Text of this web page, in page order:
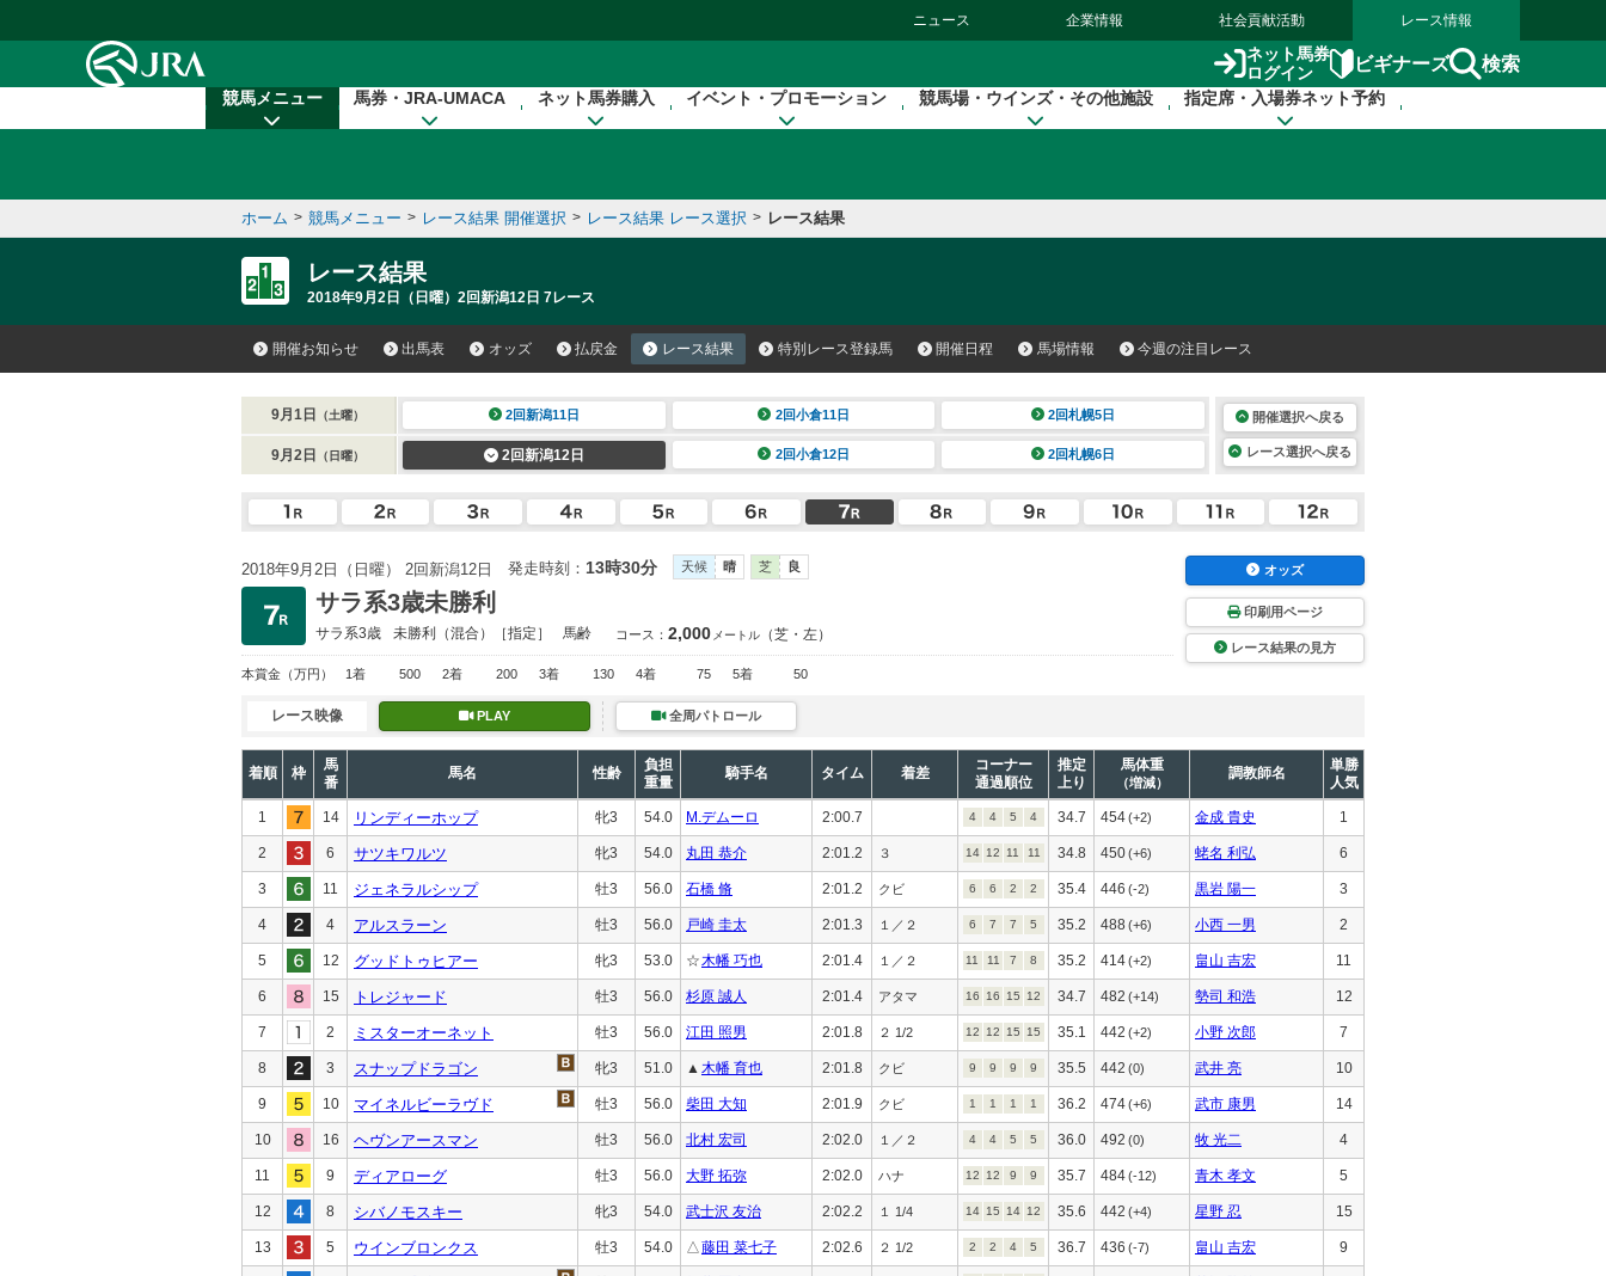
ニュース 企業情報 社会貢献活動 レース情報
ネット馬券
ログイン
ビギナーズ 検索
競馬メニュー 馬券・JRA-UMACA ネット馬券購入 イベント・プロモーション 競馬場・ウインズ・その他施設 指定席・入場券ネット予約
ホーム > 競馬メニュー > レース結果 開催選択 > レース結果 レース選択 > レース結果
レース結果
2018年9月2日（日曜）2回新潟12日 7レース
開催お知らせ 出馬表 オッズ 払戻金 レース結果 特別レース登録馬 開催日程 馬場情報 今週の注目レース
9月1日 （土曜） 2回新潟11日 2回小倉11日 2回札幌5日
9月2日 （日曜） 2回新潟12日 2回小倉12日 2回札幌6日
開催選択へ戻る
レース選択へ戻る
2018年9月2日（日曜） 2回新潟12日 発走時刻： 13時30分 天候 晴 芝 良
サラ系3歳未勝利
サラ系3歳 未勝利 （混合）［指定］ 馬齢 コース： 2,000 メートル （芝・左）
本賞金 （万円） 1着 500 2着 200 3着 130 4着 75 5着 50
オッズ
印刷用ページ
レース結果の見方
レース映像 PLAY 全周パトロール
着順 枠
馬
番
馬名 性齢
負担
重量
騎手名 タイム 着差
コーナー
通過順位
推定
上り
馬体重
（増減）
調教師名
単勝
人気
1 14 リンディーホップ 牝3 54.0 M.デムーロ 2:00.7 4 4 5 4 34.7 454(+2) 金成 貴史 1
2 6 サツキワルツ 牝3 54.0 丸田 恭介 2:01.2 ３ 14 12 11 11 34.8 450(+6) 蛯名 利弘 6
3 11 ジェネラルシップ 牡3 56.0 石橋 脩 2:01.2 クビ 6 6 2 2 35.4 446 (-2) 黒岩 陽一 3
4 4 アルスラーン 牡3 56.0 戸崎 圭太 2:01.3 １／２ 6 7 7 5 35.2 488 (+6) 小西 一男 2
5 12 グッドトゥヒアー 牝3 53.0 ☆木幡 巧也 2:01.4 １／２ 11 11 7 8 35.2 414(+2) 畠山 吉宏 11
6 15 トレジャード 牡3 56.0 杉原 誠人 2:01.4 アタマ 16 16 15 12 34.7 482 (+14) 勢司 和浩 12
7 2 ミスターオーネット 牡3 56.0 江田 照男 2:01.8 ２ 1/2 12 12 15 15 35.1 442 (+2) 小野 次郎 7
8 3 スナップドラゴン 牝3 51.0 ▲ 木幡 育也 2:01.8 クビ 9 9 9 9 35.5 442 (0) 武井 亮 10
9 10 マイネルビーラヴド 牡3 56.0 柴田 大知 2:01.9 クビ 1 1 1 1 36.2 474(+6) 武市 康男 14
10 16 ヘヴンアースマン 牡3 56.0 北村 宏司 2:02.0 １／２ 4 4 5 5 36.0 492 (0) 牧 光二 4
11 9 ディアローグ 牡3 56.0 大野 拓弥 2:02.0 ハナ 12 12 9 9 35.7 484(-12) 青木 孝文 5
12 8 シバノモスキー 牝3 54.0 武士沢 友治 2:02.2 １ 1/4 14 15 14 12 35.6 442 (+4) 星野 忍 15
13 5 ウインブロンクス 牡3 54.0 △藤田 菜七子 2:02.6 ２ 1/2 2 2 4 5 36.7 436 (-7) 畠山 吉宏 9